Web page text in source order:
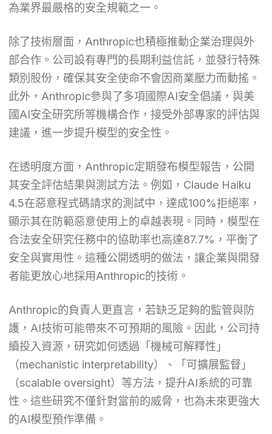
為業界最嚴格的安全規範之一。
除了技術層面，Anthropic也積極推動企業治理與外
部合作。公司設有專門的長期利益信託，並發行特殊
類別股份，確保其安全使命不會因商業壓力而動搖。
此外，Anthropic參與了多項國際AI安全倡議，與美
國AI安全研究所等機構合作，接受外部專家的評估與
建議，進一步提升模型的安全性。
在透明度方面，Anthropic定期發布模型報告，公開
其安全評估結果與測試方法。例如，Claude Haiku
4.5在惡意程式碼請求的測試中，達成100%拒絕率，
顯示其在防範惡意使用上的卓越表現。同時，模型在
合法安全研究任務中的協助率也高達87.7%，平衡了
安全與實用性。這種公開透明的做法，讓企業與開發
者能更放心地採用Anthropic的技術。
Anthropic的負責人更直言，若缺乏足夠的監管與防
護，AI技術可能帶來不可預期的風險。因此，公司持
續投入資源，研究如何透過「機械可解釋性」
（mechanistic interpretability）、「可擴展監督」
（scalable oversight）等方法，提升AI系統的可靠
性。這些研究不僅針對當前的威脅，也為未來更強大
的AI模型預作準備。